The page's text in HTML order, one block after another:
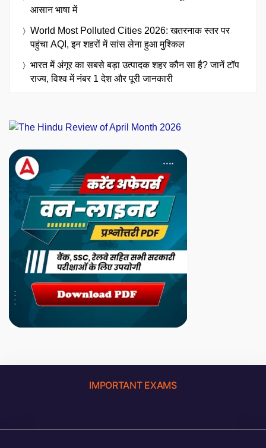
आसान भाषा में
World Most Polluted Cities 2026: खतरनाक स्तर पर
पहुंचा AQI, इन शहरों में सांस लेना हुआ मुश्किल
भारत में अंगूर का सबसे बड़ा उत्पादक शहर कौन सा है? जानें टॉप
राज्य, विश्व में नंबर 1 देश और पूरी जानकारी
IMPORTANT EXAMS